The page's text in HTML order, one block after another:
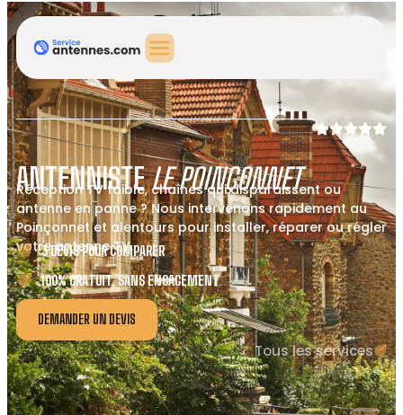
ANTENNISTELE POINÇONNET
Réception TV faible, chaînes qui disparaissent ou
antenne en panne ? Nous intervenons rapidement au
Poinçonnet et alentours pour installer, réparer ou régler
votre antenne TV.
3 DEVIS POUR COMPARER
100% GRATUIT, SANS ENGAGEMENT
DEMANDER UN DEVIS
Tous les services